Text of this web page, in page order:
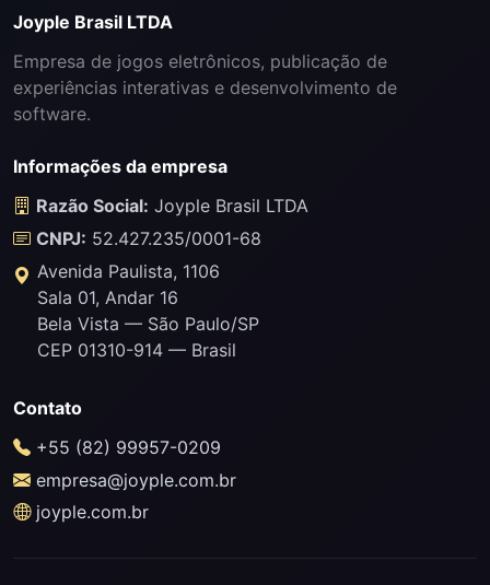
Joyple Brasil LTDA
Empresa de jogos eletrônicos, publicação de
experiências interativas e desenvolvimento de
software.
Informações da empresa
Razão Social: Joyple Brasil LTDA
CNPJ: 52.427.235/0001-68
Avenida Paulista, 1106
Sala 01, Andar 16
Bela Vista — São Paulo/SP
CEP 01310-914 — Brasil
Contato
+55 (82) 99957-0209
empresa@joyple.com.br
joyple.com.br